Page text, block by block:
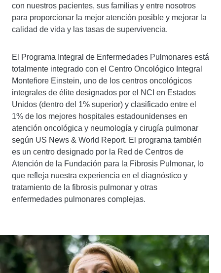
con nuestros pacientes, sus familias y entre nosotros
para proporcionar la mejor atención posible y mejorar la
calidad de vida y las tasas de supervivencia.
El Programa Integral de Enfermedades Pulmonares está
totalmente integrado con el Centro Oncológico Integral
Montefiore Einstein, uno de los centros oncológicos
integrales de élite designados por el NCI en Estados
Unidos (dentro del 1% superior) y clasificado entre el
1% de los mejores hospitales estadounidenses en
atención oncológica y neumología y cirugía pulmonar
según US News & World Report. El programa también
es un centro designado por la Red de Centros de
Atención de la Fundación para la Fibrosis Pulmonar, lo
que refleja nuestra experiencia en el diagnóstico y
tratamiento de la fibrosis pulmonar y otras
enfermedades pulmonares complejas.